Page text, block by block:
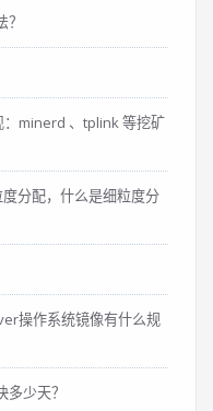
：minerd 、tplink 等挖矿
分配，什么是细粒度分
操作系统镜像有什么规
少天？